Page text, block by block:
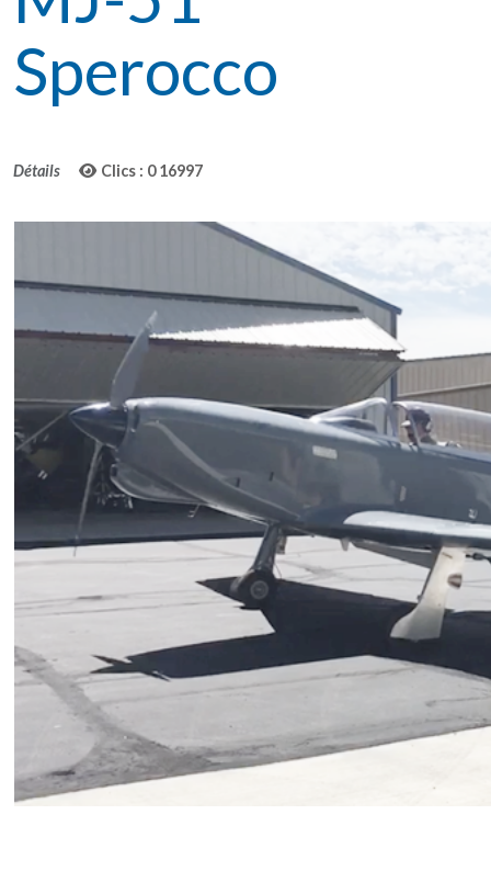
Sperocco
Détails Clics : 016997